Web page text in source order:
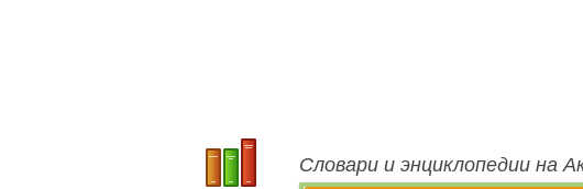
Словари и энциклопедии на